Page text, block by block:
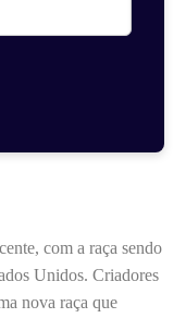
com a raça sendo
Unidos. Criadores
nova raça que